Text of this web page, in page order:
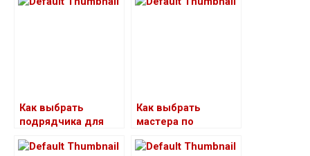
Как выбрать
подрядчика для
производственного
Как выбрать
мастера по